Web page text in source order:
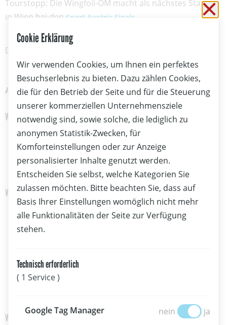
Tourstopp: Die Wingfoil-ÖM macht als nächstes Station
in Wien bei den Sport Austria Finals
Die Eventfotos findest du
Alle Ergebnisse im Überblick:
WingFoil Freestyle Damen
Leonie Rosenvinge Trondl (AUT)
Viola Lippitsch (AUT)
Elisa Köchl (AUT)
WingFoil Freestyle Herren
Lukas Lam (AUT)
Clemens Siraki (AUT)
Simon Hammerschmied (AUT)
Adrian Krainer (AUT)
Christian Buchacher (AUT)
Fabian Strasser (AUT)
WingFoil Open Racing Class Damen
Cookie Erklärung
Wir verwenden Cookies, um Ihnen ein perfektes
Besuchserlebnis zu bieten. Dazu zählen Cookies,
die für den Betrieb der Seite und für die Steuerung
unserer kommerziellen Unternehmensziele
notwendig sind, sowie solche, die lediglich zu
anonymen Statistik-Zwecken, für
Komforteinstellungen oder zur Anzeige
personalisierter Inhalte genutzt werden.
Entscheiden Sie selbst, welche Kategorien Sie
zulassen möchten. Bitte beachten Sie, dass auf
Basis Ihrer Einstellungen womöglich nicht mehr
alle Funktionalitäten der Seite zur Verfügung
stehen.
Technisch erforderlich
( 1 Service )
Google Tag Manager nein
Google Tag ja